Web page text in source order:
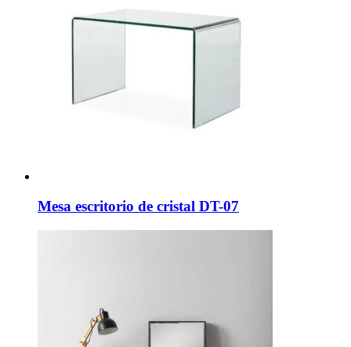
Mesa escritorio de cristal DT-07